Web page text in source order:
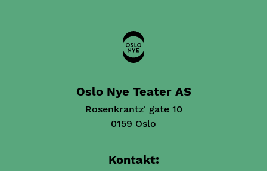
Oslo Nye Teater AS
Rosenkrantz' gate 10
0159 Oslo
Kontakt: